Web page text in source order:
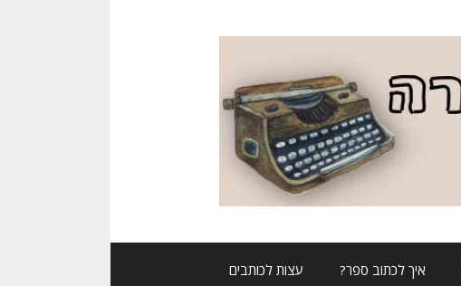
איך לכתוב ספר? עצות לכותבים